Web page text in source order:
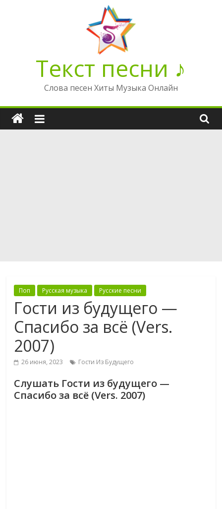
Текст песни ♪
Слова песен Хиты Музыка Онлайн
Поп Русская музыка Русские песни
Гости из будущего —
Спасибо за всё (Vers.
2007)
26 июня, 2023 Гости Из Будущего
Слушать Гости из будущего —
Спасибо за всё (Vers. 2007)